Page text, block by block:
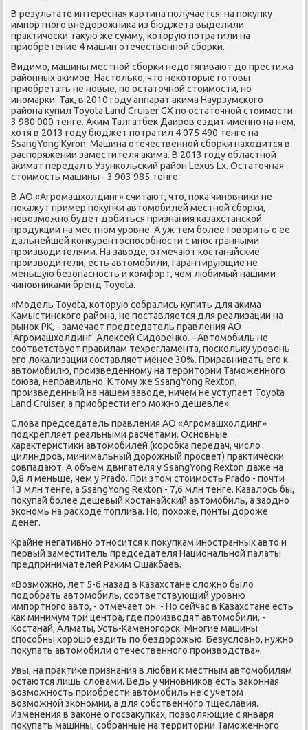
В результате интересная картина получается: на покупку
импортного внедорожника из бюджета выделили
практически такую же сумму, которую потратили на
приобретение 4 машин отечественной сборки.
Видимо, машины местной сборки недотягивают до престижа
районных акимов. Настолько, что некоторые готовы
приобретать не новые, по остаточной стоимости, но
иномарки. Так, в 2010 году аппарат акима Наурзумского
района купил Toyota Land Cruiser GX по остаточной стоимости
3 980 000 тенге. Аким Талгатбек Даиров ездит именно на нем,
хотя в 2013 году бюджет потратил 4 075 490 тенге на
SsangYong Kyron. Машина отечественной сборки находится в
распоряжении заместителя акима. В 2013 году областной
акимат передал в Узункольский район Lexus Lx. Остаточная
стоимость машины - 3 903 985 тенге.
В АО «Агромашхолдинг» считают, что, пока чиновники не
покажут пример покупки автомобилей местной сборки,
невозможно будет добиться признания казахстанской
продукции на местном уровне. А уж тем более говорить о ее
дальнейшей конкурентоспособности с иностранными
производителями. На заводе, отмечают костанайские
производители, есть автомобили, гарантирующие не
меньшую безопасность и комфорт, чем любимый нашими
чиновниками бренд Toyota.
«Модель Toyota, которую собрались купить для акима
Камыстинского района, не поставляется для реализации на
рынок РК, - замечает председатель правления АО
'Агромашхолдинг' Алексей Сидоренко. - Автомобиль не
соответствует правилам техрегламента, поскольку уровень
его локализации составляет менее 30%. Приравнивать его к
автомобилю, произведенному на территории Таможенного
союза, неправильно. К тому же SsangYong Rexton,
произведенный на нашем заводе, ничем не уступает Toyota
Land Cruiser, а приобрести его можно дешевле».
Слова председатель правления АО «Агромашхолдинг»
подкрепляет реальными расчетами. Основные
характеристики автомобилей (коробка передач, число
цилиндров, минимальный дорожный просвет) практически
совпадают. А объем двигателя у SsangYong Rexton даже на
0,8 л меньше, чем у Prado. При этом стоимость Prado - почти
13 млн тенге, а SsangYong Rexton - 7,6 млн тенге. Казалось бы,
покупай более дешевый костанайский автомобиль, а заодно
экономь на расходе топлива. Но, похоже, понты дороже
денег.
Крайне негативно относится к покупкам иностранных авто и
первый заместитель председателя Национальной палаты
предпринимателей Рахим Ошакбаев.
«Возможно, лет 5-6 назад в Казахстане сложно было
подобрать автомобиль, соответствующий уровню
импортного авто, - отмечает он. - Но сейчас в Казахстане есть
как минимум три центра, где производят автомобили, -
Костанай, Алматы, Усть-Каменогорск. Многие машины
способны хорошо ездить по бездорожью. Безусловно, нужно
покупать автомобили отечественного производства».
Увы, на практике признания в любви к местным автомобилям
остаются лишь словами. Ведь у чиновников есть законная
возможность приобрести автомобиль не с учетом
возможной экономии, а для собственного тщеславия.
Изменения в законе о госзакупках, позволяющие с января
покупать машины, собранные на территории Таможенного